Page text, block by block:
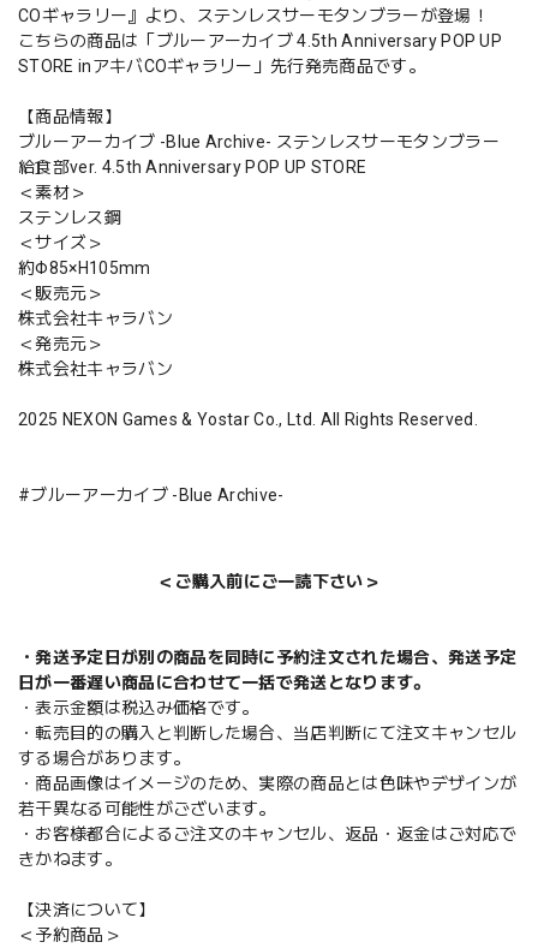
COギャラリー』より、ステンレスサーモタンブラーが登場！
こちらの商品は「ブルーアーカイブ 4.5th Anniversary POP UP
STORE inアキバCOギャラリー」先行発売商品です。
【商品情報】
ブルーアーカイブ -Blue Archive- ステンレスサーモタンブラー
給食部ver. 4.5th Anniversary POP UP STORE
＜素材＞
ステンレス鋼
＜サイズ＞
約Φ85×H105mm
＜販売元＞
株式会社キャラバン
＜発売元＞
株式会社キャラバン
2025 NEXON Games & Yostar Co., Ltd. All Rights Reserved.
#ブルーアーカイブ -Blue Archive-
＜ご購入前にご一読下さい＞
・発送予定日が別の商品を同時に予約注文された場合、発送予定
日が一番遅い商品に合わせて一括で発送となります。
・表示金額は税込み価格です。
・転売目的の購入と判断した場合、当店判断にて注文キャンセル
する場合があります。
・商品画像はイメージのため、実際の商品とは色味やデザインが
若干異なる可能性がございます。
・お客様都合によるご注文のキャンセル、返品・返金はご対応で
きかねます。
【決済について】
＜予約商品＞